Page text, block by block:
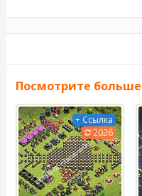
Посмотрите
+ Ссылка
2026